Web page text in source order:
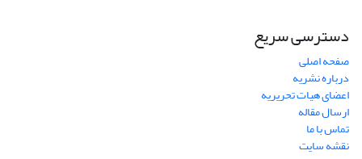
دسترسی سریع
صفحه اصلی
درباره نشریه
اعضای هیات تحریریه
ارسال مقاله
تماس با ما
نقشه سایت